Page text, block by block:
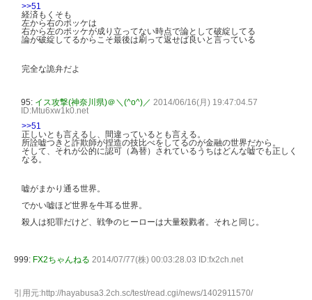
>>51
経済もくそも
左から右のポッケは
右から左のポッケが成り立ってない時点で論として破綻してる
論が破綻してるからこそ最後は刷って返せば良いと言っている
完全な詭弁だよ
95: イス攻撃(神奈川県)＠＼(^o^)／ 2014/06/16(月) 19:47:04.57
ID:Mtu6xw1k0.net
>>51
正しいとも言えるし、間違っているとも言える。
所詮嘘つきと詐欺師が捏造の技比べをしてるのが金融の世界だから。
そして、それが公的に認可（為替）されているうちはどんな嘘でも正しく
なる。
嘘がまかり通る世界。
でかい嘘ほど世界を牛耳る世界。
殺人は犯罪だけど、戦争のヒーローは大量殺戮者。それと同じ。
999: FX2ちゃんねる 2014/07/77(株) 00:03:28.03 ID:fx2ch.net
引用元:http://hayabusa3.2ch.sc/test/read.cgi/news/1402911570/